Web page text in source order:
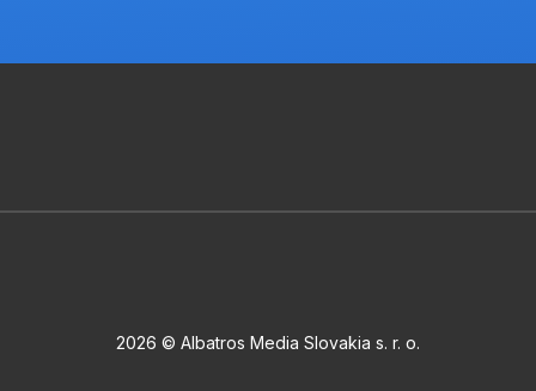
2026 © Albatros Media Slovakia s. r. o.